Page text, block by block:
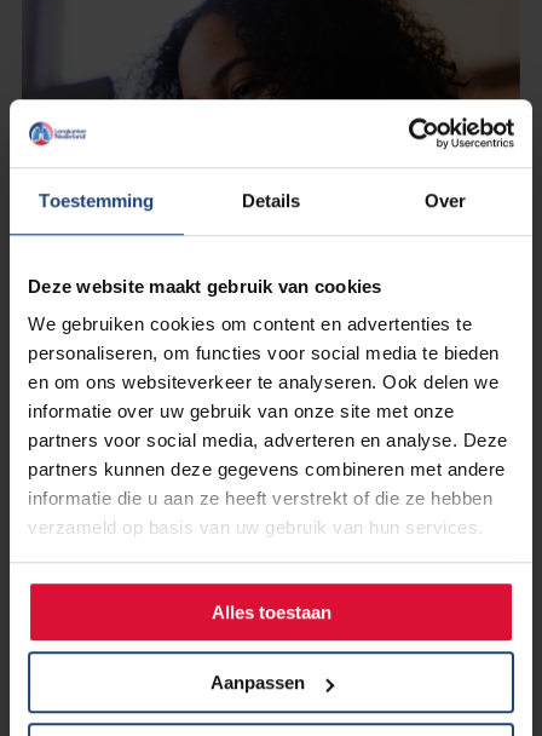
Toestemming Details Over
Deze website maakt gebruik van cookies
We gebruiken cookies om content en advertenties te
personaliseren, om functies voor social media te bieden
en om ons websiteverkeer te analyseren. Ook delen we
informatie over uw gebruik van onze site met onze
partners voor social media, adverteren en analyse. Deze
partners kunnen deze gegevens combineren met andere
informatie die u aan ze heeft verstrekt of die ze hebben
verzameld op basis van uw gebruik van hun services.
Alles toestaan
Aanpassen
12 mei 2025
Nieuwe informatie over werk en
longkanker
Lees verder